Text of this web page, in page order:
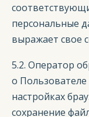
персональные
выражает свое
5.2. Оператор
о Пользователе
настройках
сохранение